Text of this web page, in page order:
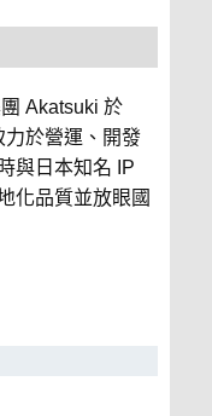
Akatsuki 於
力於營運、開發
與日本知名 IP
化品質並放眼國